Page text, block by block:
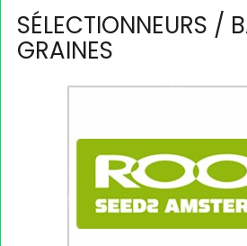
SÉLECTIONNEURS /
GRAINES